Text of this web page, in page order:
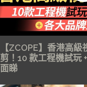
【ZCOPE】香港高
剪！10 款工程機試玩
面睇